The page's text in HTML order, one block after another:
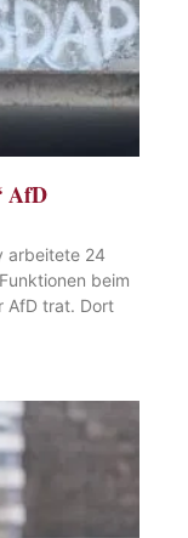
AfD
arbeitete 24
beim
AfD trat. Dort